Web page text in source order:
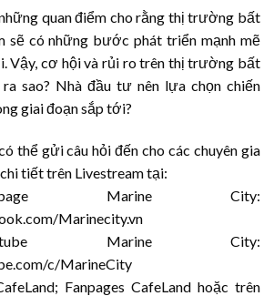
quan điểm cho rằng thị trường bất
sẽ có những bước phát triển mạnh mẽ
Vậy, cơ hội và rủi ro trên thị trường bất
sao? Nhà đầu tư nên lựa chọn chiến
giai đoạn sắp tới?
thể gửi câu hỏi đến cho các chuyên gia
tiết trên Livestream tại:
Marine City:
Marinecity.vn
Marine City:
c/MarineCity
Fanpages CafeLand hoặc trên